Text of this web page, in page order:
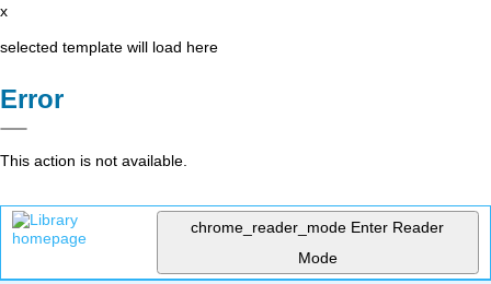
x
selected template will load here
Error
This action is not available.
chrome_reader_mode Enter Reader
Mode